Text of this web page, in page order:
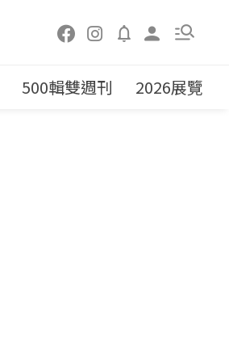
500輯雙週刊 2026展覽